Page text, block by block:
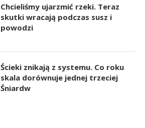
Chcieliśmy ujarzmić rzeki. Teraz
skutki wracają podczas susz i
powodzi
Ścieki znikają z systemu. Co roku
skala dorównuje jednej trzeciej
Śniardw